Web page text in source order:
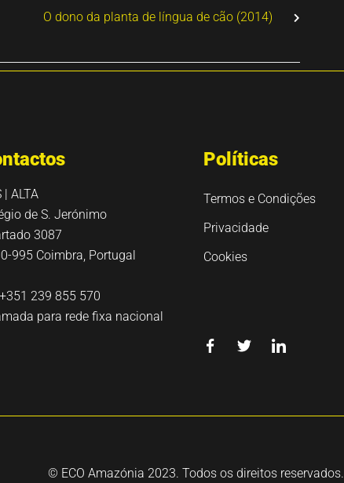
O dono da planta de língua de cão (2014)
| ALTA
de S. Jerónimo
3087
995 Coimbra, Portugal
239 855 570
para rede fixa nacional
Políticas
Termos e Condições
Privacidade
Cookies
© ECO Amazónia 2023. Todos os direitos reservados.